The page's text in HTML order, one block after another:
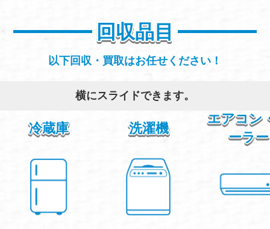
回収品目
以下回収・買取はお任せください！
横にスライドできます。
冷蔵庫 洗濯機
エアコン
ーラー